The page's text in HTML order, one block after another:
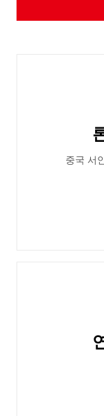
중국 서